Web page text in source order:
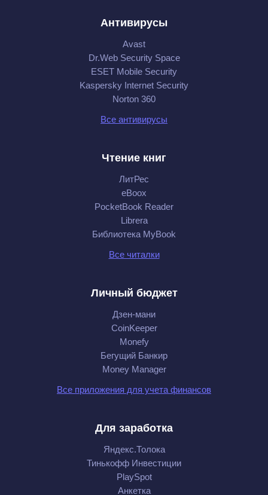
Антивирусы
Avast
Dr.Web Security Space
ESET Mobile Security
Kaspersky Internet Security
Norton 360
Все антивирусы
Чтение книг
ЛитРес
eBoox
PocketBook Reader
Librera
Библиотека MyBook
Все читалки
Личный бюджет
Дзен-мани
CoinKeeper
Monefy
Бегущий Банкир
Money Manager
Все приложения для учета финансов
Для заработка
Яндекс.Толока
Тинькофф Инвестиции
PlaySpot
Анкетка